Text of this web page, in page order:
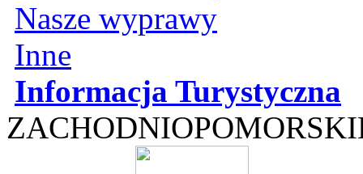
Nasze wyprawy
Inne
Informacja Turystyczna